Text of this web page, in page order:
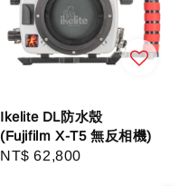
Ikelite DL防水殼
(Fujifilm X-T5 無反相機)
Regular
NT$ 62,800